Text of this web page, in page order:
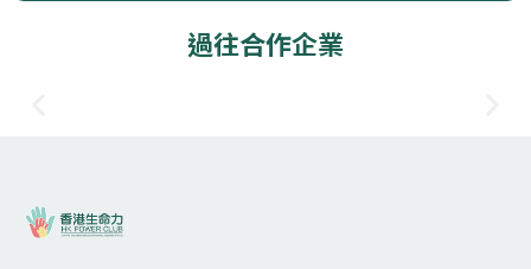
過往合作企業